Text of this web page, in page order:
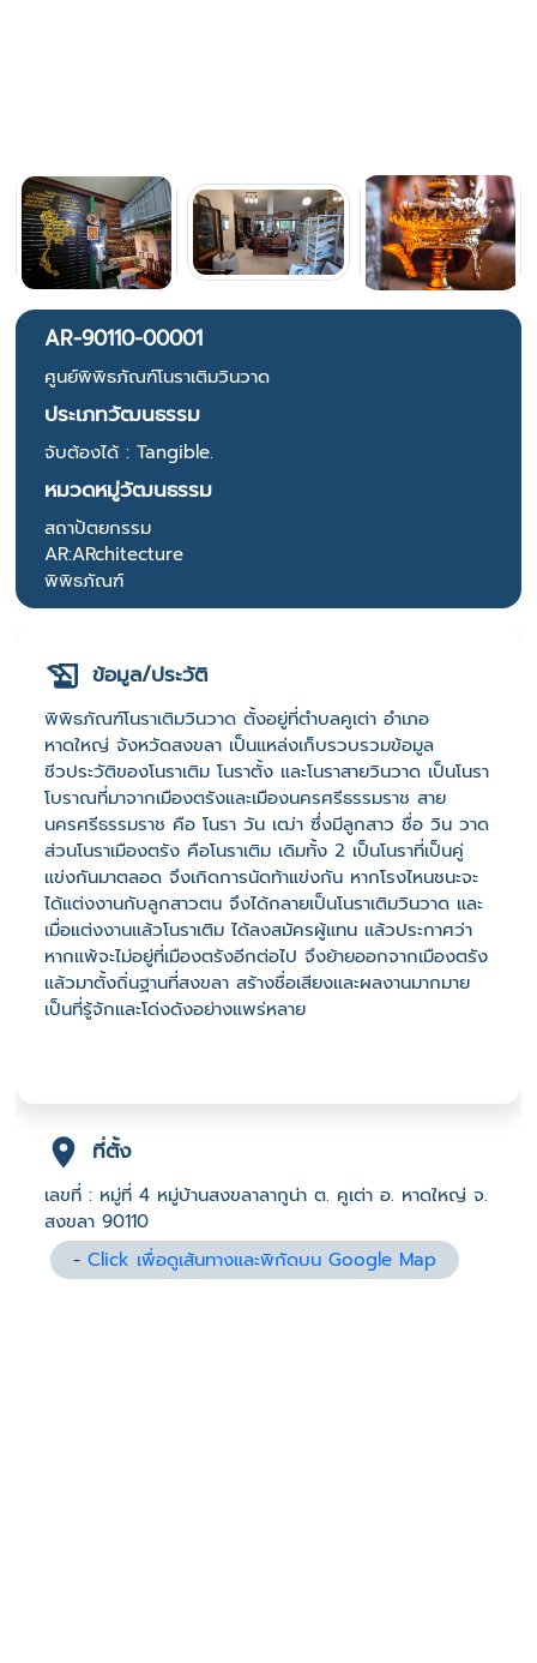
AR-90110-00001
ศูนย์พิพิธภัณฑ์โนราเติมวินวาด
ประเภทวัฒนธรรม
จับต้องได้ : Tangible.
หมวดหมู่วัฒนธรรม
สถาปัตยกรรม
AR:ARchitecture
พิพิธภัณฑ์
ข้อมูล/ประวัติ
พิพิธภัณฑ์โนราเติมวินวาด ตั้งอยู่ที่ตำบลคูเต่า อำเภอ
หาดใหญ่ จังหวัดสงขลา เป็นแหล่งเก็บรวบรวมข้อมูล
ชีวประวัติของโนราเติม โนราตั้ง และโนราสายวินวาด เป็นโนรา
โบราณที่มาจากเมืองตรังและเมืองนครศรีธรรมราช สาย
นครศรีธรรมราช คือ โนรา วัน เฒ่า ซึ่งมีลูกสาว ชื่อ วิน วาด
ส่วนโนราเมืองตรัง คือโนราเติม เดิมทั้ง 2 เป็นโนราที่เป็นคู่
แข่งกันมาตลอด จึงเกิดการนัดท้าแข่งกัน หากโรงไหนชนะจะ
ได้แต่งงานกับลูกสาวตน จึงได้กลายเป็นโนราเติมวินวาด และ
เมื่อแต่งงานแล้วโนราเติม ได้ลงสมัครผู้แทน แล้วประกาศว่า
หากแพ้จะไม่อยู่ที่เมืองตรังอีกต่อไป จึงย้ายออกจากเมืองตรัง
แล้วมาตั้งถิ่นฐานที่สงขลา สร้างชื่อเสียงและผลงานมากมาย
เป็นที่รู้จักและโด่งดังอย่างแพร่หลาย
ที่ตั้ง
เลขที่ : หมู่ที่ 4 หมู่บ้านสงขลาลากูน่า ต. คูเต่า อ. หาดใหญ่ จ.
สงขลา 90110
-Click เพื่อดูเส้นทางและพิกัดบน Google Map